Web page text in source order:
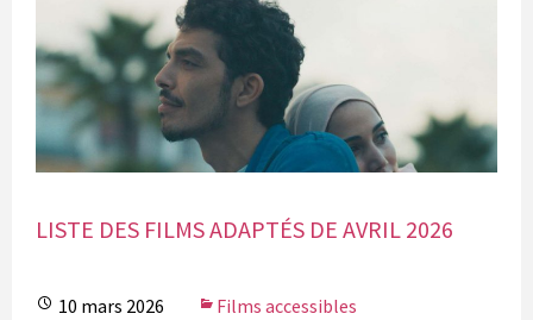
LISTE DES FILMS ADAPTÉS DE AVRIL 2026
10 mars 2026
Films accessibles